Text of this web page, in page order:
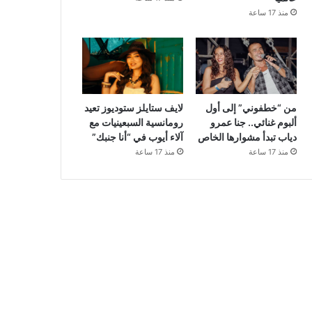
منذ 17 ساعة
من “خطفوني” إلى أول
ألبوم غنائي.. جنا عمرو
دياب تبدأ مشوارها الخاص
منذ 17 ساعة
لايف ستايلز ستوديوز تعيد
رومانسية السبعينيات مع
آلاء أيوب في “أنا جنبك”
منذ 17 ساعة